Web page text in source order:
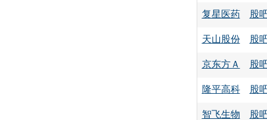
复星医药 股
天山股份 股
京东方Ａ 股
隆平高科 股
智飞生物 股